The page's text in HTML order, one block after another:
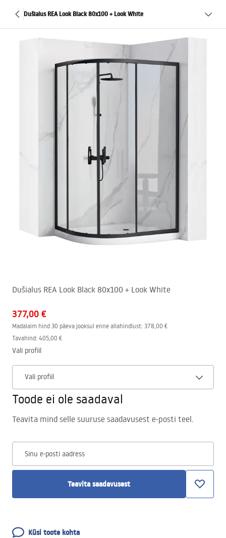
Dušialus REA Look Black 80x100 + Look White
Dušialus REA Look Black 80x100 + Look White
377,00 €
Madalaim hind 30 päeva jooksul enne allahindlust: 378,00 €
Tavahind: 405,00 €
Vali profiil
Vali profiil
Toode ei ole saadaval
Teavita mind selle suuruse saadavusest e-posti teel.
Sinu e-posti aadress
Teavita saadavusest
Küsi toote kohta